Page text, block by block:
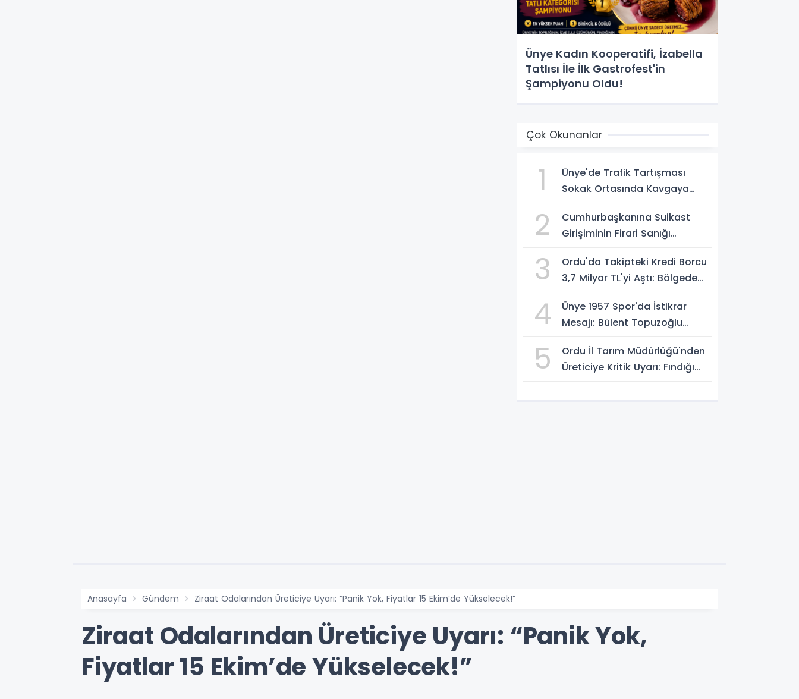
Ünye Kadın Kooperatifi, İzabella
Tatlısı İle İlk Gastrofest'in
Şampiyonu Oldu!
Çok Okunanlar
1
Ünye'de Trafik Tartışması
Sokak Ortasında Kavgaya
2
Cumhurbaşkanına Suikast
Girişiminin Firari Sanığı
3
Ordu'da Takipteki Kredi Borcu
3,7 Milyar TL'yi Aştı: Bölgede
4
Ünye 1957 Spor'da İstikrar
Mesajı: Bülent Topuzoğlu
5
Ordu İl Tarım Müdürlüğü'nden
Üreticiye Kritik Uyarı: Fındığı
Anasayfa Gündem Ziraat Odalarından Üreticiye Uyarı: “Panik Yok, Fiyatlar 15 Ekim’de Yükselecek!”
Ziraat Odalarından Üreticiye Uyarı: “Panik Yok,
Fiyatlar 15 Ekim’de Yükselecek!”